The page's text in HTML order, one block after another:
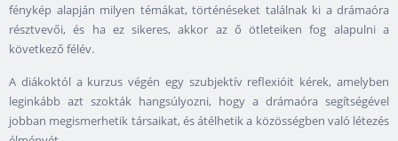
fénykép alapján milyen témákat, történéseket találnak ki a drámaóra
résztvevői, és ha ez sikeres, akkor az ő ötleteiken fog alapulni a
következő félév.
A diákoktól a kurzus végén egy szubjektív reflexióit kérek, amelyben
leginkább azt szokták hangsúlyozni, hogy a drámaóra segítségével
jobban megismerhetik társaikat, és átélhetik a közösségben való létezés